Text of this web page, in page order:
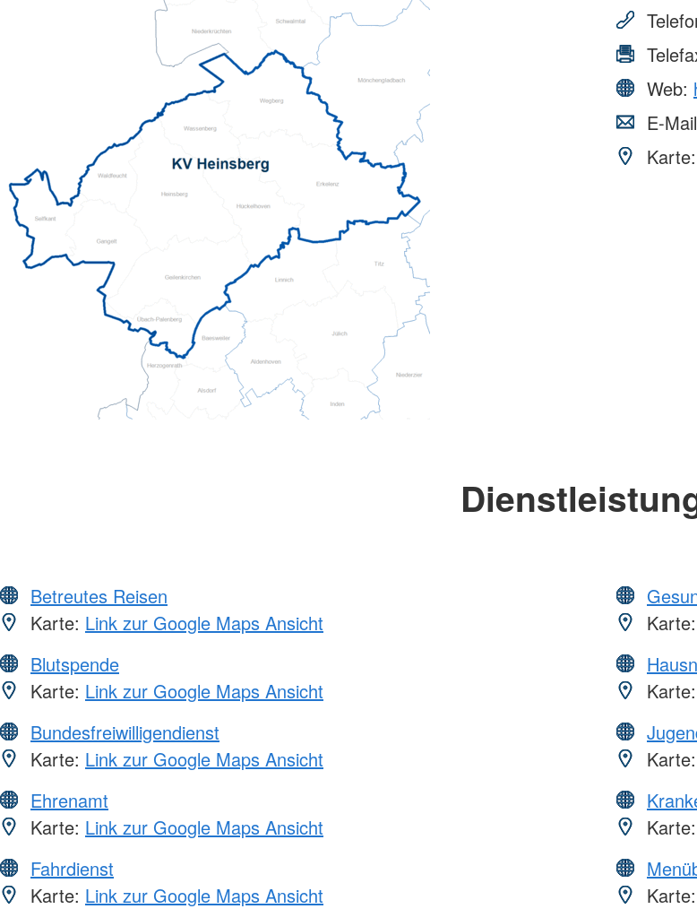
Web:
E-
Karte:
Betreutes Reisen
Karte: Link zur Google Maps Ansicht
Blutspende
Karte: Link zur Google Maps Ansicht
Bundesfreiwilligendienst
Karte: Link zur Google Maps Ansicht
Ehrenamt
Karte: Link zur Google Maps Ansicht
Fahrdienst
Karte: Link zur Google Maps Ansicht
Karte:
Karte:
Karte:
Karte:
Karte: